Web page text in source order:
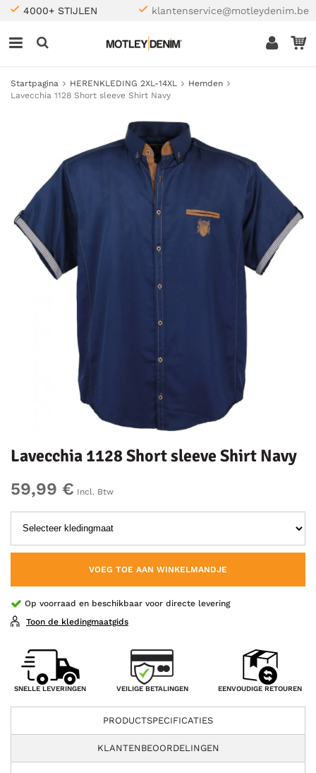
4000+ STIJLEN klantenservice@motleydenim.be
Startpagina HERENKLEDING 2XL-14XL
Hemden
Lavecchia 1128 Short sleeve Shirt Navy
Lavecchia 1128 Short sleeve Shirt Navy
59,99 € Incl. Btw
VOEG TOE AAN WINKELMANDJE
Op voorraad en beschikbaar voor directe levering
Toon de kledingmaatgids
SNELLE LEVERINGEN VEILIGE BETALINGEN EENVOUDIGE RETOUREN
PRODUCTSPECIFICATIES
KLANTENBEOORDELINGEN